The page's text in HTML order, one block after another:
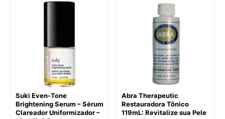
Suki Even-Tone
Brightening Serum – Sérum
Clareador Uniformizador –
Abra Therapeutic
Restauradora Tônico
119mL: Revitalize sua Pele